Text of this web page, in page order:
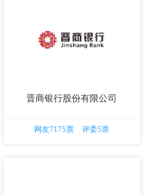
晋商银行股份有限公司
网友7175票 评委5票